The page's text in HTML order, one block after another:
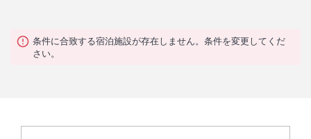
条件に合致する宿泊施設が存在しません。条件を変更してくだ
さい。